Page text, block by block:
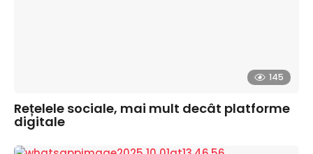
145
Rețelele sociale, mai mult decât platforme
digitale